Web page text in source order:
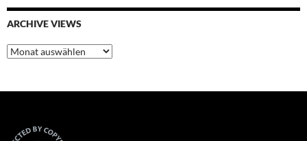
ARCHIVE VIEWS
Archive
Views